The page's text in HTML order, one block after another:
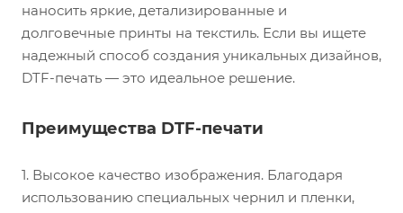
наносить яркие, детализированные и
долговечные принты на текстиль. Если вы ищете
надежный способ создания уникальных дизайнов,
DTF-печать — это идеальное решение.
Преимущества DTF-печати
1. Высокое качество изображения. Благодаря
использованию специальных чернил и пленки,